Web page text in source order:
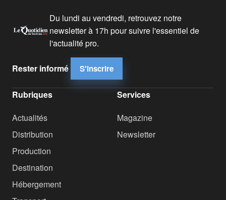
Du lundi au vendredi, retrouvez notre
newsletter à 17h pour suivre l'essentiel de
l'actualité pro.
Rester informé S'inscrire
Rubriques
Actualités
Distribution
Production
Destination
Hébergement
Services
Magazine
Newsletter